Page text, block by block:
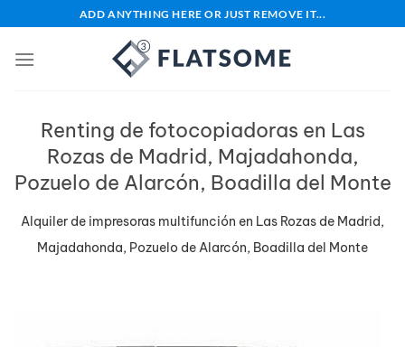
al
contenido
ADD ANYTHING HERE OR JUST REMOVE IT...
Renting de fotocopiadoras en Las
Rozas de Madrid, Majadahonda,
Pozuelo de Alarcón, Boadilla del Monte
Alquiler de impresoras multifunción en Las Rozas de Madrid,
Majadahonda, Pozuelo de Alarcón, Boadilla del Monte